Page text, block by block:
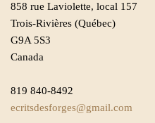
858 rue Laviolette, local 157
Trois-Rivières (Québec)
G9A 5S3
Canada
819 840-8492
ecritsdesforges@gmail.com